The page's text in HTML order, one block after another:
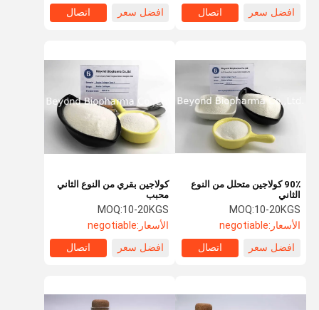
افضل سعر
اتصال
افضل سعر
اتصال
90٪ كولاجين متحلل من النوع
الثاني
MOQ:10-20KGS
الأسعار:negotiable
افضل سعر
اتصال
كولاجين بقري من النوع الثاني
محبب
MOQ:10-20KGS
الأسعار:negotiable
افضل سعر
اتصال